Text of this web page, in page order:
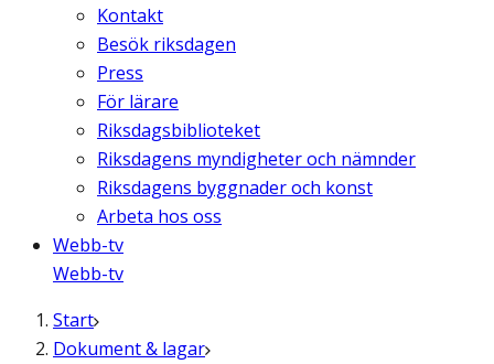
Kontakt
Besök riksdagen
Press
För lärare
Riksdagsbiblioteket
Riksdagens myndigheter och nämnder
Riksdagens byggnader och konst
Arbeta hos oss
Webb-tv
Webb-tv
Start
Dokument & lagar